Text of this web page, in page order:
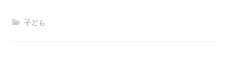
子ども